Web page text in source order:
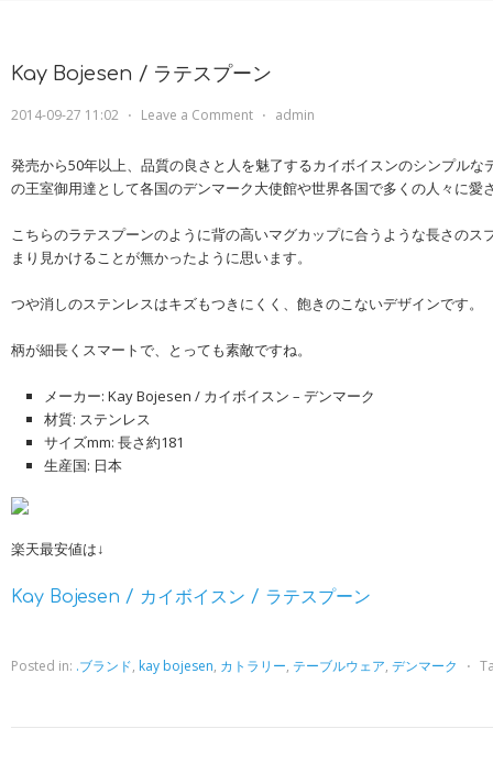
Kay Bojesen / ラテスプーン
2014-09-27 11:02 ⋅ Leave a Comment ⋅ admin
発売から50年以上、品質の良さと人を魅了するカイボイスンのシンプルな
の王室御用達として各国のデンマーク大使館や世界各国で多くの人々に愛
こちらのラテスプーンのように背の高いマグカップに合うような長さのス
まり見かけることが無かったように思います。
つや消しのステンレスはキズもつきにくく、飽きのこないデザインです。
柄が細長くスマートで、とっても素敵ですね。
メーカー: Kay Bojesen / カイボイスン – デンマーク
材質: ステンレス
サイズmm: 長さ約181
生産国: 日本
楽天最安値は↓
Kay Bojesen / カイボイスン / ラテスプーン
Posted in: .ブランド, kay bojesen, カトラリー, テーブルウェア, デンマーク ⋅